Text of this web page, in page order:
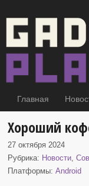
Главная
Хороший
27 октября 2024
Рубрика: Новости,
Платформы:Android